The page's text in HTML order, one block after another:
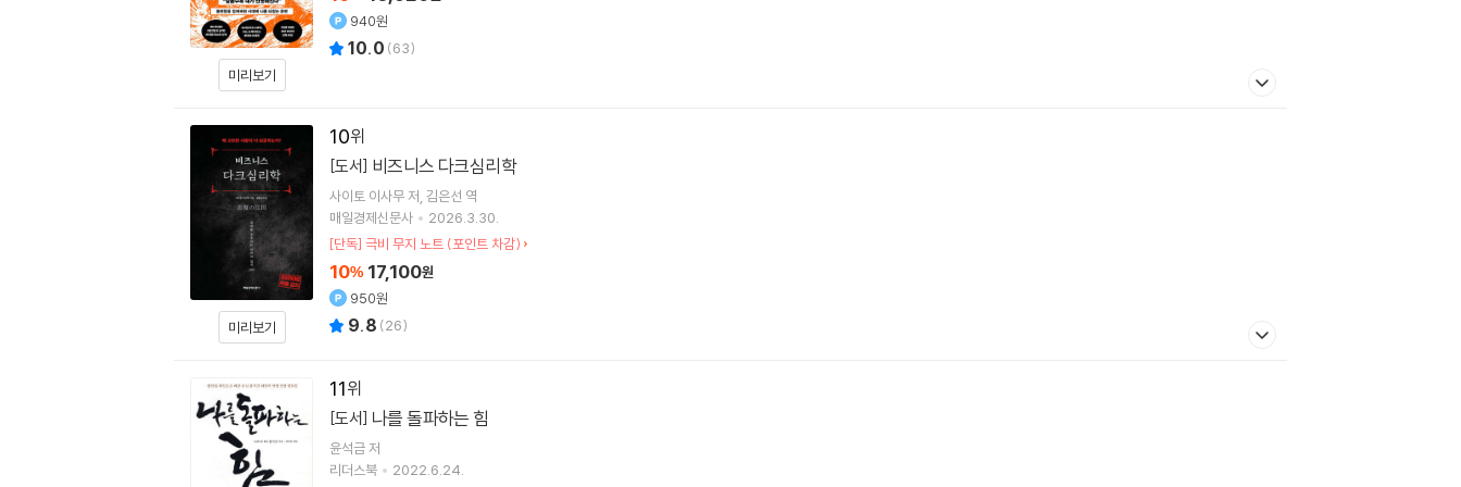
미리보기
940원
10.0 (63)
10
미리보기
[도서] 비즈니스 다크심리학
사이토 이사무저 김은선 역
매일경제신문사
2026.3.30.
[단독] 극비 무지 노트 (포인트 차감)
10% 17,100원
950원
9.8 (26)
11
[도서] 나를 돌파하는 힘
윤석금저
리더스북
2022.6.24.